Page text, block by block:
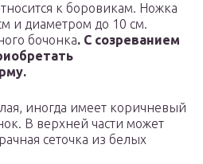
к боровикам. Ножка
и диаметром до 10 см.
бочонка. С созреванием
иногда имеет коричневый
В верхней части может
сеточка из белых